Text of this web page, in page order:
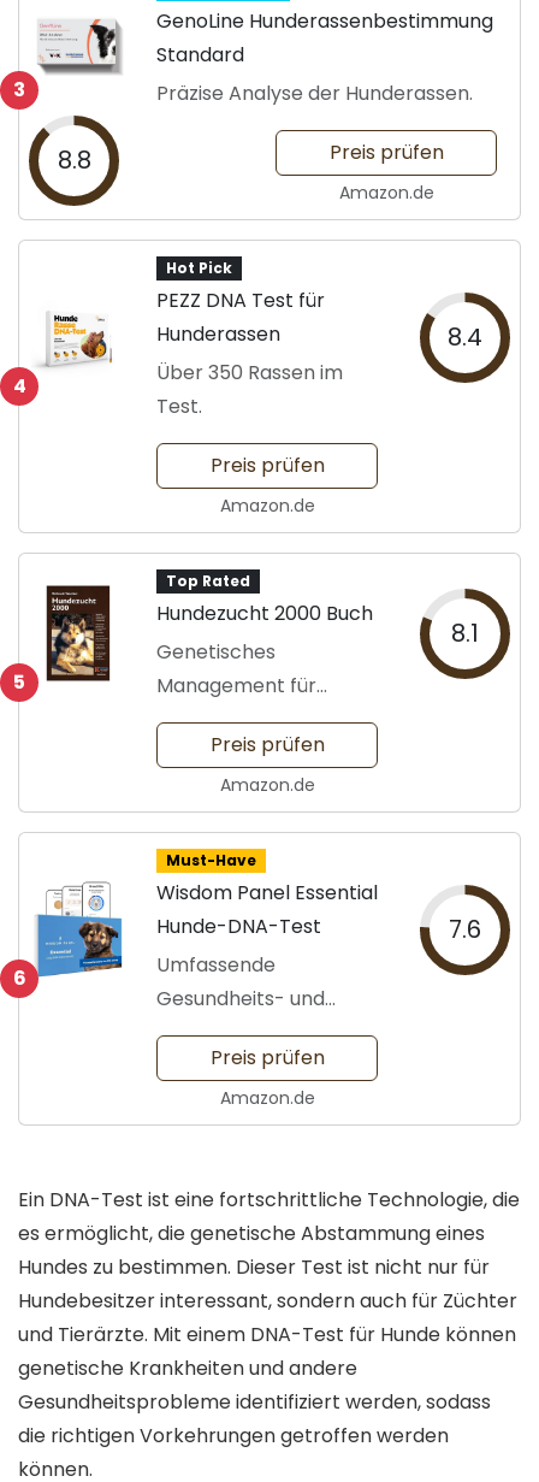
3
GenoLine Hunderassenbestimmung
Standard
Präzise Analyse der Hunderassen.
8.8 Preis prüfen
Amazon.de
4
Hot Pick
PEZZ DNA Test für
Hunderassen
Über 350 Rassen im
Test.
8.4
Preis prüfen
Amazon.de
5
Top Rated
Hundezucht 2000 Buch
Genetisches
Management für
Züchter.
8.1
Preis prüfen
Amazon.de
6
Must-Have
Wisdom Panel Essential
Hunde-DNA-Test
Umfassende
Gesundheits- und
Rassenanalysen.
7.6
Preis prüfen
Amazon.de
Ein DNA-Test ist eine fortschrittliche Technologie, die
es ermöglicht, die genetische Abstammung eines
Hundes zu bestimmen. Dieser Test ist nicht nur für
Hundebesitzer interessant, sondern auch für Züchter
und Tierärzte. Mit einem DNA-Test für Hunde können
genetische Krankheiten und andere
Gesundheitsprobleme identifiziert werden, sodass
die richtigen Vorkehrungen getroffen werden
können.